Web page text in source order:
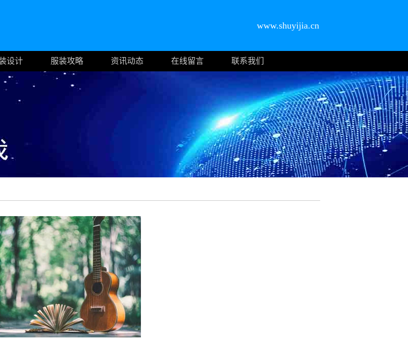
www.shuyijia.cn
设计 服装攻略 资讯动态 在线留言 联系我们